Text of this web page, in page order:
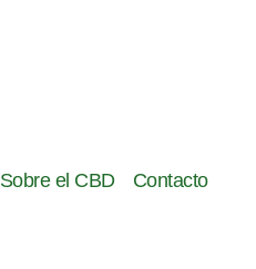
Sobre el CBD Contacto